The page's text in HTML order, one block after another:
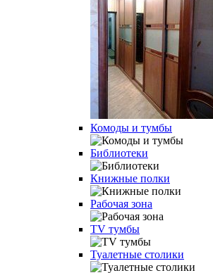
Комоды и тумбы
Библиотеки
Книжные полки
Рабочая зона
TV тумбы
Туалетные столики